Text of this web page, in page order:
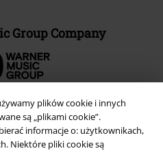
plików cookie i innych
są „plikami cookie”.
informacje o: użytkownikach,
Niektóre pliki cookie są
Group Company